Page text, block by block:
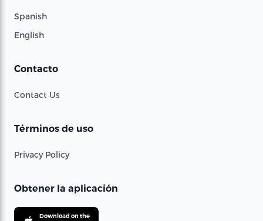
Spanish
English
Contacto
Contact Us
Términos de uso
Privacy Policy
Obtener la aplicación
Download on the